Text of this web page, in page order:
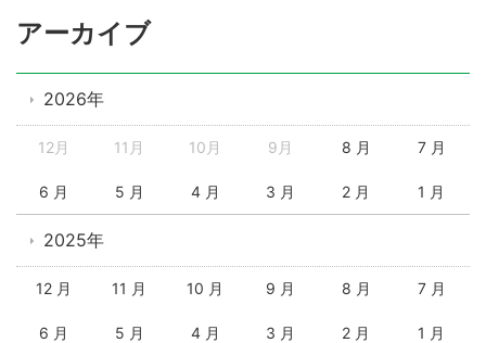
アーカイブ
2026年
12月 11月 10月 9月 8 月 7 月
6 月 5 月 4 月 3 月 2 月 1 月
2025年
12 月 11 月 10 月 9 月 8 月 7 月
6 月 5 月 4 月 3 月 2 月 1 月